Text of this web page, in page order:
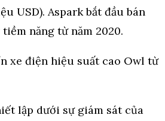
USD). Aspark bắt đầu bán
năng từ năm 2020.
xe điện hiệu suất cao Owl từ
lập dưới sự giám sát của